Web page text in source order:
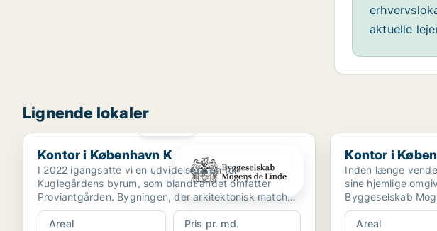
aktuelle
Lignende lokaler
Kontor i København K
Kontor i København K
I 2022 igangsatte vi en udvidelsesplan for
Kuglegårdens byrum, som blandt andet omfatter
Proviantgården. Bygningen, der arkitektonisk matcher
områdets mariti...
Areal
Pris pr. md.
Kontor i København
Kontor i
Inden længe
sine hjemlige
Byggeselskab
genopførelsen af
Areal